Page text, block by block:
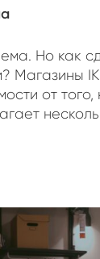
Но как
Магазины
от